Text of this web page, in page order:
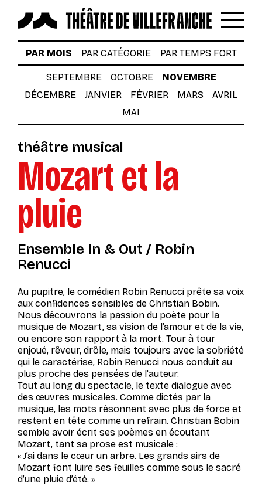
Menu
LES SPECTACLES
AUTOUR DES SPECTACLES
LE THÉÂTRE
ACTUALITÉS
BILLETTERIE
VOTRE VENUE AU THÉÂTRE
À TÉLÉCHARGER
S’INSCRIRE À LA NEWSLETTER
Billetterie
PAR MOIS PAR CATÉGORIE PAR TEMPS FORT
SEPTEMBRE OCTOBRE
NOVEMBRE
DÉCEMBRE
JANVIER FÉVRIER MARS
AVRIL
MAI
théâtre musical
Mozart et la
pluie
Ensemble In & Out / Robin
Renucci
Au pupitre, le comédien Robin Renucci prête sa voix
aux confidences sensibles de Christian Bobin.
Nous découvrons la passion du poète pour la
musique de Mozart, sa vision de l’amour et de la vie,
ou encore son rapport à la mort. Tour à tour
enjoué, rêveur, drôle, mais toujours avec la sobriété
qui le caractérise, Robin Renucci nous conduit au
plus proche des pensées de l'auteur.
Tout au long du spectacle, le texte dialogue avec
des œuvres musicales. Comme dictés par la
musique, les mots résonnent avec plus de force et
restent en tête comme un refrain. Christian Bobin
semble avoir écrit ses poèmes en écoutant
Mozart, tant sa prose est musicale :
« J’ai dans le cœur un arbre. Les grands airs de
Mozart font luire ses feuilles comme sous le sacré
d’une pluie d’été. »